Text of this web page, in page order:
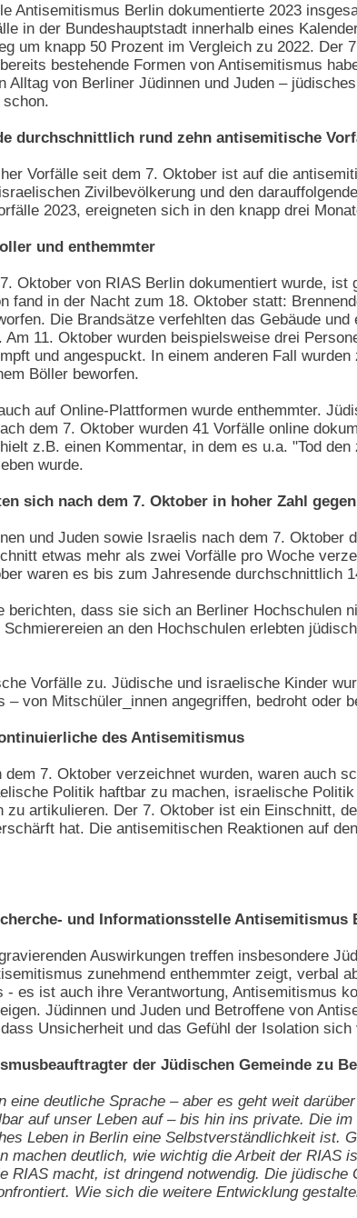
Antisemitismus Berlin dokumentierte 2023
in der Bundeshauptstadt innerhalb eines
um knapp 50 Prozent im Vergleich zu 2022.
bestehende Formen von Antisemitismus
Alltag von Berliner Jüdinnen und Juden –
durchschnittlich rund zehn antisemitische
Vorfälle seit dem 7. Oktober ist auf die
Zivilbevölkerung und den
2023, ereigneten sich in den knapp drei
und enthemmter
Oktober von RIAS Berlin dokumentiert wurde,
fand in der Nacht zum 18. Oktober statt:
Die Brandsätze verfehlten das Gebäude
11. Oktober wurden beispielsweise drei
und angespuckt. In einem anderen Fall
Böller beworfen.
auf Online-Plattformen wurde enthemmter.
dem 7. Oktober wurden 41 Vorfälle online
z.B. einen Kommentar, in dem es u.a. "Tod
wurde.
sich nach dem 7. Oktober in hoher Zahl
und Juden sowie Israelis nach dem 7. Oktober
etwas mehr als zwei Vorfälle pro Woche
waren es bis zum Jahresende durchschnittlich
berichten, dass sie sich an Berliner Hochschulen
an den Hochschulen erlebten
Vorfälle zu. Jüdische und israelische Kinder
– von Mitschüler_innen angegriffen, bedroht oder
des Antisemitismus
7. Oktober verzeichnet wurden, waren auch
Politik haftbar zu machen, israelische
artikulieren. Der 7. Oktober ist ein Einschnitt,
hat. Die antisemitischen Reaktionen auf
und Informationsstelle Antisemitismus
Auswirkungen treffen insbesondere
zunehmend enthemmter zeigt, verbal
es ist auch ihre Verantwortung, Antisemitismus
Jüdinnen und Juden und Betroffene von
Unsicherheit und das Gefühl der Isolation
der Jüdischen Gemeinde zu
eine deutliche Sprache – aber es geht weit
auf unser Leben auf – bis hin ins private. Die
Leben in Berlin eine Selbstverständlichkeit ist.
machen deutlich, wie wichtig die Arbeit der RIAS
RIAS macht, ist dringend notwendig. Die
Wie sich die weitere Entwicklung